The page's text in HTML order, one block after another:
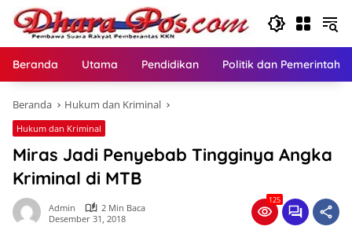
Langsung
konten
Beranda Utama Pendidikan Politik dan
Beranda Hukum dan Kriminal
Hukum dan Kriminal
Miras Jadi Penyebab Tingginya Angka
Kriminal di MTB
Admin
2 Min Baca
Desember 31, 2018
125